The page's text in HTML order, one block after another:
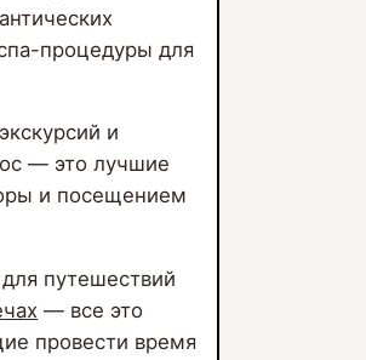
процедуры для
и
— это лучшие
и посещением
путешествий
— все это
провести время